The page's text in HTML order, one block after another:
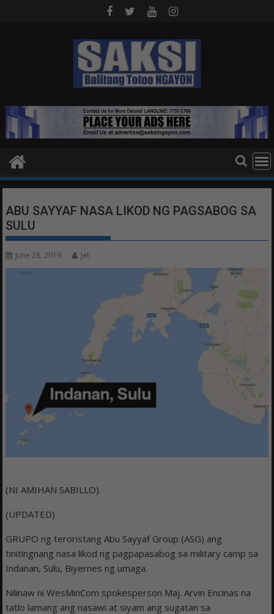
ABU SAYYAF NASA LIKOD NG PAGSABOG SA
SULU
June 28, 2019 Jet
(NI AMIHAN SABILLO)
(UPDATED)
GRUPO ng teroristang Abu Sayyaf Group (ASG) ang
tinitingnang nasa likod ng pagpapasabog sa military camp sa
Indanan, Sulu, Biyernes ng umaga.
Nilinaw ni WesMinCom spokesperson Maj. Arvin Encinas na
tatlo lamang ang nasawi at siyam ang sugatan sa